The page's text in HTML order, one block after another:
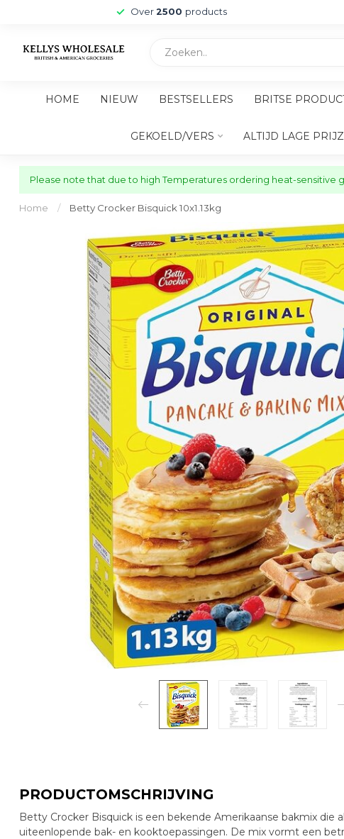
Over 2500 products
HOME NIEUW BESTSELLERS BRITSE
GEKOELD/VERS ALTIJD LAGE
Please note that due to high Temperatures ordering heat-sensitive
Home / Betty Crocker Bisquick 10x1.13kg
PRODUCTOMSCHRIJVING
Betty Crocker Bisquick is een bekende Amerikaanse bakmix die
uiteenlopende bak- en kooktoepassingen. De mix vormt een